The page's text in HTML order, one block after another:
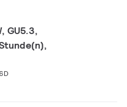
GU5.3,